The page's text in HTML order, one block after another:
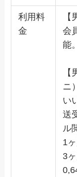
利用料
金
会
能。
ニ
い
送
ル
1
3